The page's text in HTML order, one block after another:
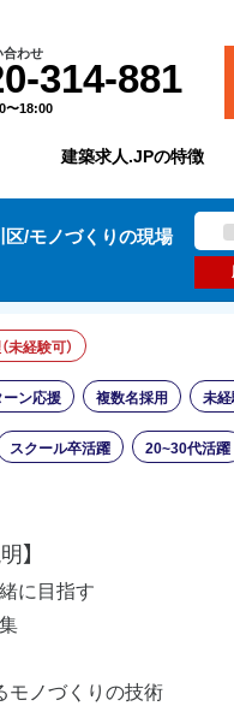
わせ
314-881
〜18:00
建築求人.JPの特徴
/モノづくりの現場
経験可）
ーン応援 複数名採用 未
スクール卒活躍 20~30代活躍
】
に目指す
モノづくりの技術